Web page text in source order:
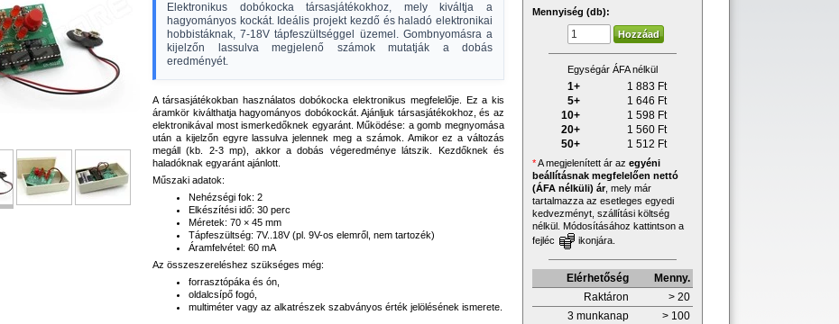
Elektronikus dobókocka társasjátékokhoz, mely kiváltja a
hagyományos kockát. Ideális projekt kezdő és haladó elektronikai
hobbistáknak, 7-18V tápfeszültséggel üzemel. Gombnyomásra a
kijelzőn lassulva megjelenő számok mutatják a dobás
eredményét.
A társasjátékokban használatos dobókocka elektronikus megfelelője. Ez a kis
áramkör kiválthatja hagyományos dobókockát. Ajánljuk társasjátékokhoz, és az
elektronikával most ismerkedőknek egyaránt. Működése: a gomb megnyomása
után a kijelzőn egyre lassulva jelennek meg a számok. Amikor ez a változás
megáll (kb. 2-3 mp), akkor a dobás végeredménye látszik. Kezdőknek és
haladóknak egyaránt ajánlott.
Műszaki adatok:
Nehézségi fok: 2
Elkészítési idő: 30 perc
Méretek: 70 × 45 mm
Tápfeszültség: 7V..18V (pl. 9V-os elemről, nem tartozék)
Áramfelvétel: 60 mA
Az összeszereléshez szükséges még:
forrasztópáka és ón,
oldalcsípő fogó,
multiméter vagy az alkatrészek szabványos érték jelölésének ismerete.
Mennyiség (db):
Egységár ÁFA nélkül
1+ 1 883 Ft
5+
1 646 Ft
10+
1 598 Ft
20+
1 560 Ft
50+
1 512 Ft
*A megjelenített ár az egyéni
beállításnak megfelelően nettó
(ÁFA nélküli) ár, mely már
tartalmazza az esetleges egyedi
kedvezményt, szállítási költség
nélkül. Módosításához kattintson a
fejléc
ikonjára.
Elérhetőség
Menny.
Raktáron
> 20
3 munkanap
> 100